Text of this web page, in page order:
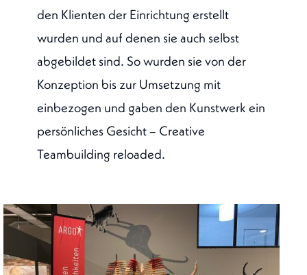
den Klienten der Einrichtung erstellt
wurden und auf denen sie auch selbst
abgebildet sind. So wurden sie von der
Konzeption bis zur Umsetzung mit
einbezogen und gaben den Kunstwerk ein
persönliches Gesicht – Creative
Teambuilding reloaded.